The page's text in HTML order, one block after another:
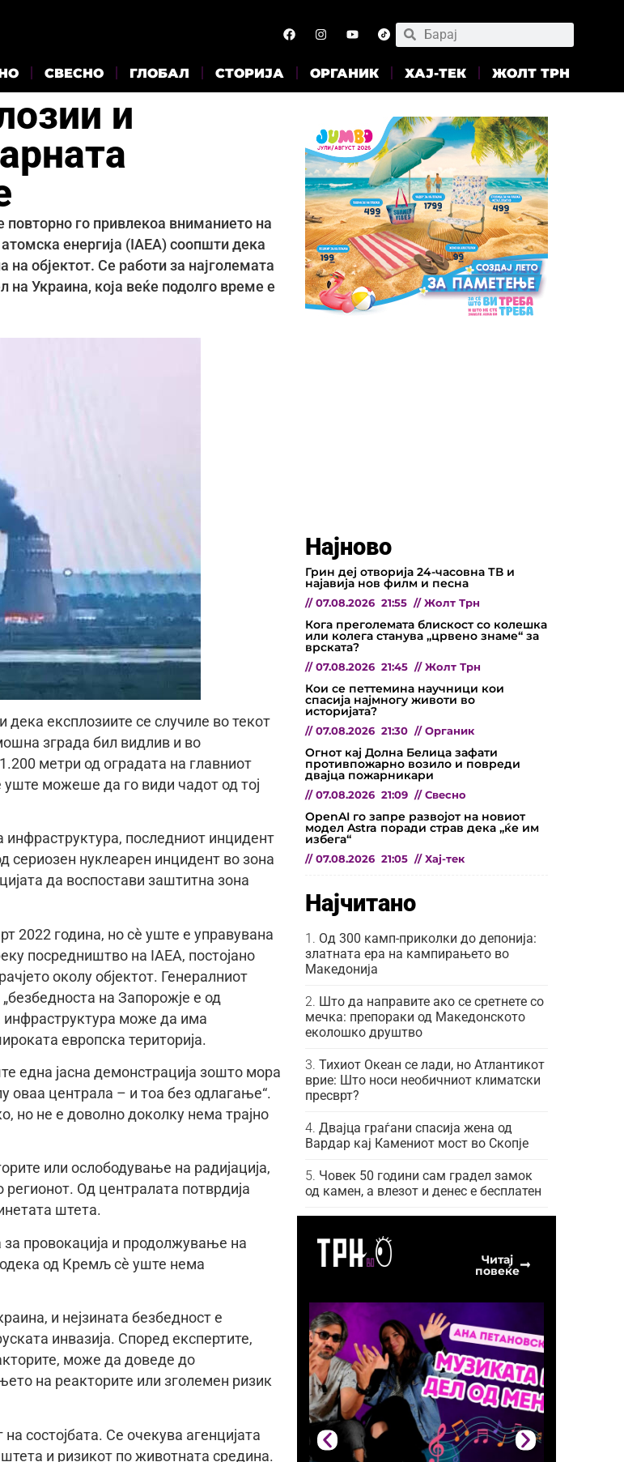
СВЕСНО ГЛОБАЛ СТОРИЈА ОРГАНИК ХАЈ-ТЕК ЖОЛТ ТРН
и
повторно го привлекоа вниманието на
енергија (IAEA) соопшти дека
објектот. Се работи за најголемата
на Украина, која веќе подолго време е
дека експлозиите се случиле во текот
зграда бил видлив и во
метри од оградата на главниот
можеше да го види чадот од тој
инфраструктура, последниот инцидент
сериозен нуклеарен инцидент во зона
да воспостави заштитна зона
2022 година, но сè уште е управувана
посредништво на IAEA, постојано
околу објектот. Генералниот
на Запорожје е од
инфраструктура може да има
европска територија.
една јасна демонстрација зошто мора
оваа централа – и тоа без одлагање“.
но не е доволно доколку нема трајно
или ослободување на радијација,
регионот. Од централата потврдија
штета.
за провокација и продолжување на
од Кремљ сè уште нема
и нејзината безбедност е
инвазија. Според експертите,
може да доведе до
на реакторите или зголемен ризик
состојбата. Се очекува агенцијата
и ризикот по животната средина.
Најново
Грин деј отворија 24-часовна ТВ и
најавија нов филм и песна
// 07.08.2026 21:55 // Жолт Трн
Кога преголемата блискост со колешка
или колега станува „црвено знаме“ за
врската?
// 07.08.2026 21:45 // Жолт Трн
Кои се петтемина научници кои
спасија најмногу животи во
историјата?
// 07.08.2026 21:30 // Органик
Огнот кај Долна Белица зафати
противпожарно возило и повреди
двајца пожарникари
// 07.08.2026 21:09 // Свесно
OpenAI го запре развојот на новиот
модел Astra поради страв дека „ќе им
избега“
// 07.08.2026 21:05 // Хај-тек
Најчитано
Од 300 камп-приколки до депонија:
златната ера на кампирањето во
Македонија
Што да направите ако се сретнете со
мечка: препораки од Македонското
еколошко друштво
Тихиот Океан се лади, но Атлантикот
врие: Што носи необичниот климатски
пресврт?
Двајца граѓани спасија жена од
Вардар кај Камениот мост во Скопје
Човек 50 години сам градел замок
од камен, а влезот и денес е бесплатен
Читај
повеќе